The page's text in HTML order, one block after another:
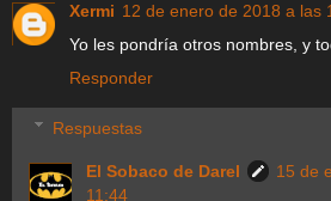
Xermi 12 de enero de 2018 a las
Yo les pondría otros nombres, y
Responder
Respuestas
El Sobaco de Darel
15 de
11:44